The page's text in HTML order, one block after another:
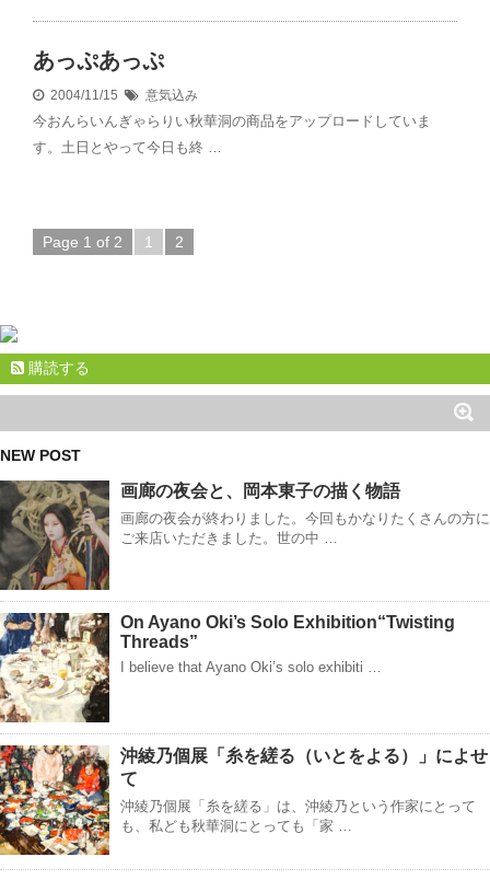
あっぷあっぷ
2004/11/15 意気込み
今おんらいんぎゃらりい秋華洞の商品をアップロードしていま
す。土日とやって今日も終 …
Page 1 of 2 1 2
購読する
NEW POST
画廊の夜会と、岡本東子の描く物語
画廊の夜会が終わりました。今回もかなりたくさんの方に
ご来店いただきました。世の中 …
On Ayano Oki’s Solo Exhibition“Twisting
Threads”
I believe that Ayano Oki’s solo exhibiti …
沖綾乃個展「糸を縒る（いとをよる）」によせ
て
沖綾乃個展「糸を縒る」は、沖綾乃という作家にとって
も、私ども秋華洞にとっても「家 …